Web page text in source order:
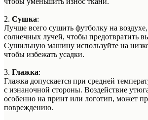
2. Сушка:
Лучше всего сушить футболку на
солнечных лучей, чтобы предотвратить
Сушильную машину используйте на
чтобы избежать усадки.
3. Глажка:
Глажка допускается при средней
с изнаночной стороны. Воздействие
особенно на принт или логотип, может
повреждению.